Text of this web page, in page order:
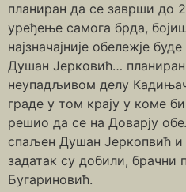
планиран да се заврши до
уређење самога брда,
најзначајније обележје
Душан Јерковић… планиран
неупадљивом делу
граде у том крају у коме
решио да се на Доварју
спаљен Душан Јеркопвић и
задатак су добили, брачни
Бугариновић.